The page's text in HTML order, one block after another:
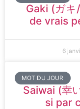
Gaki (ガ
de vrais
6
MOT DU JOUR
Saiwai (幸
si par